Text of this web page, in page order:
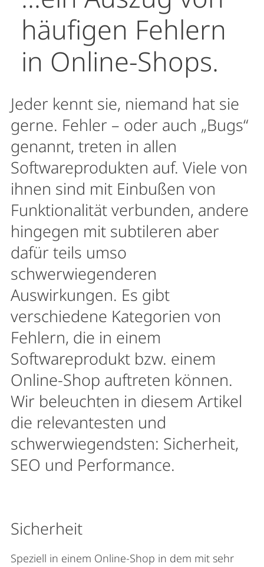
häufigen Fehlern
in Online-Shops.
Jeder kennt sie, niemand hat sie
gerne. Fehler – oder auch „Bugs“
genannt, treten in allen
Softwareprodukten auf. Viele von
ihnen sind mit Einbußen von
Funktionalität verbunden, andere
hingegen mit subtileren aber
dafür teils umso
schwerwiegenderen
Auswirkungen. Es gibt
verschiedene Kategorien von
Fehlern, die in einem
Softwareprodukt bzw. einem
Online-Shop auftreten können.
Wir beleuchten in diesem Artikel
die relevantesten und
schwerwiegendsten: Sicherheit,
SEO und Performance.
Sicherheit
Speziell in einem Online-Shop in dem mit sehr